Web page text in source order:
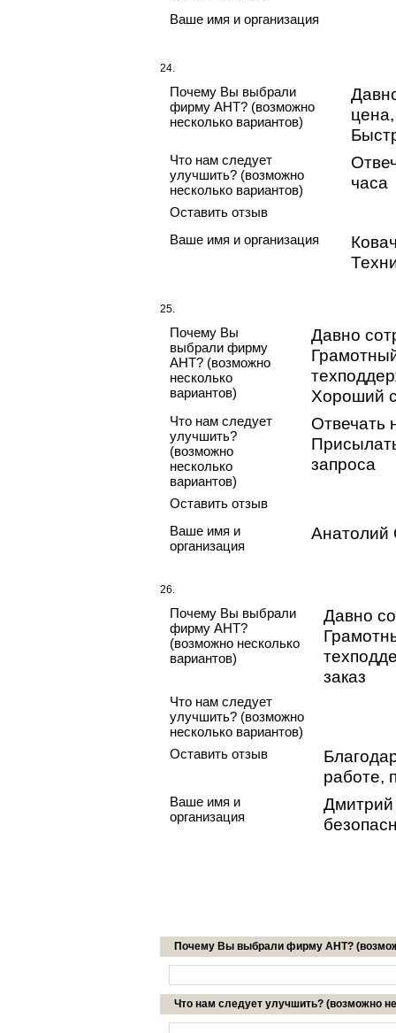
Ваше имя и организация
24.
Почему Вы выбрали
фирму АНТ? (возможно
несколько вариантов)
Что нам следует
улучшить? (возможно
несколько вариантов)
часа
Оставить отзыв
Ваше имя и организация
25.
Почему Вы
выбрали фирму
АНТ? (возможно
несколько
вариантов)
Давно
Хороший
Что нам следует
улучшить?
(возможно
несколько
вариантов)
Отвечать
запроса
Оставить отзыв
Ваше имя и
организация
26.
Почему Вы выбрали
фирму АНТ?
(возможно несколько
вариантов)
Давно
заказ
Что нам следует
улучшить? (возможно
несколько вариантов)
Оставить отзыв
работе,
Ваше имя и
организация
Почему Вы выбрали фирму АНТ?
Что нам следует улучшить? (возможно